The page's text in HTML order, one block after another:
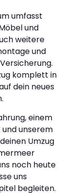
umfasst
und
weitere
und
komplett in
dein neues
einem
unserem
Umzug
noch heute
uns
begleiten.